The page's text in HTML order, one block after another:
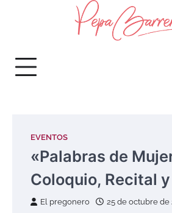
EVENTOS
«Palabras de
Coloquio, Recital
El pregonero 25 de octubre de